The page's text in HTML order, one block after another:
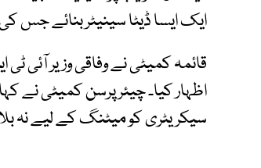
ایک ایسا ڈیٹا سینیٹر بنائے جس
قائمہ کمیٹی نے وفاقی وزیر آئی
اظہار کیا۔ چیئرپرسن کمیٹی نے
سیکریٹری کو میٹنگ کے لیے نہ